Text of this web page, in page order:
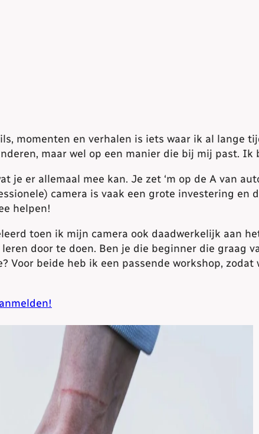
momenten en verhalen is iets waar ik al lange
maar wel op een manier die bij mij past. Ik
je er allemaal mee kan. Je zet ‘m op de A van
camera is vaak een grote investering en
helpen!
toen ik mijn camera ook daadwerkelijk aan
door te doen. Ben je die beginner die graag
beide heb ik een passende workshop, zodat